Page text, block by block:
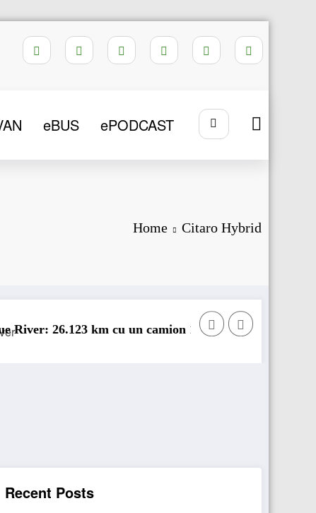
eBUS ePODCAST
Home Citaro Hybrid
km cu un camion 100% electric în transport
Proiectul Revoy
Recent Posts